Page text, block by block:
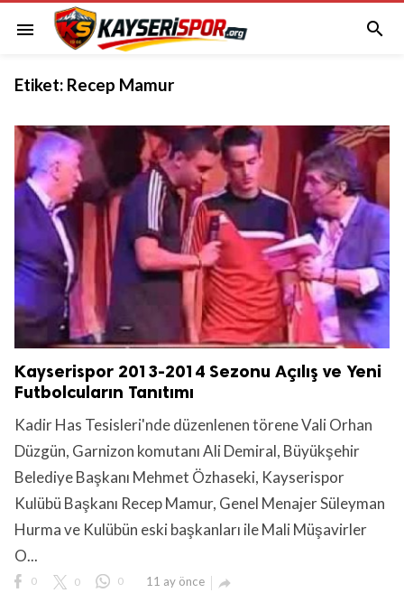
menu 
Etiket: Recep Mamur
Kayserispor 2013-2014 Sezonu Açılış ve Yeni
Futbolcuların Tanıtımı
Kadir Has Tesisleri'nde düzenlenen törene Vali Orhan
Düzgün, Garnizon komutanı Ali Demiral, Büyükşehir
Belediye Başkanı Mehmet Özhaseki, Kayserispor
Kulübü Başkanı Recep Mamur, Genel Menajer Süleyman
Hurma ve Kulübün eski başkanları ile Mali Müşavirler
O...
0 0 0 11 ay önce 